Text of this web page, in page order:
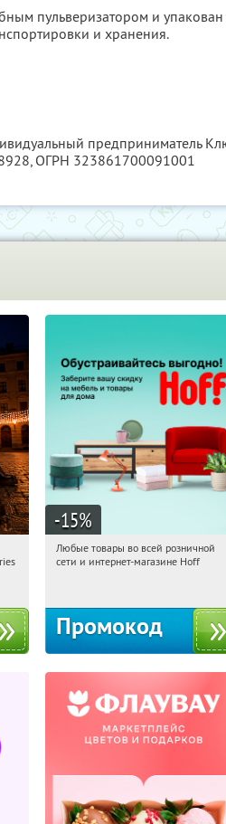
пульверизатором и упакован
и хранения.
предприниматель
, ОГРН 323861700091001
-15%
08:51:31 Получили:
Любые товары во всей розничной
сети и интернет-магазине Hoff
Промокод